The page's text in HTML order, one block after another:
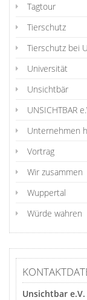
Tagtour
Tierschutz
Tierschutz bei
Universität
Unsichtbär
UNSICHTBAR
Unternehmen
Vortrag
Wir zusammen
Wuppertal
Würde wahren
Unsichtbar e.V.